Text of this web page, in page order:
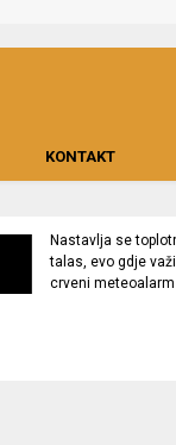
KONTAKT
Nastavlja se
talas, evo gdje važi
crveni meteoalarm